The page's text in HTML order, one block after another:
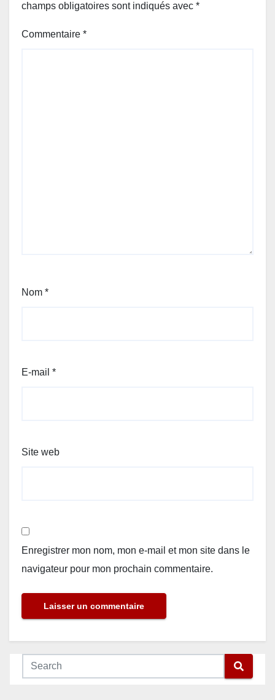
champs obligatoires sont indiqués avec *
Commentaire *
Nom *
E-mail *
Site web
Enregistrer mon nom, mon e-mail et mon site dans le
navigateur pour mon prochain commentaire.